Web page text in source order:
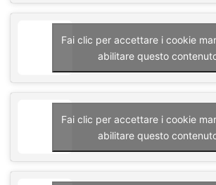
Fai clic per accettare i cookie
abilitare questo
Fai clic per accettare i cookie
abilitare questo